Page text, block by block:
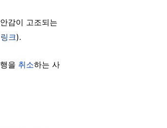
감이 고조되는
크).
을 취소하는 사